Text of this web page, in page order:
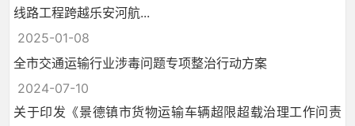
线路工程跨越乐安河航...
2025-01-08
全市交通运输行业涉毒问题专项整治行动方案
2024-07-10
关于印发《景德镇市货物运输车辆超限超载治理工作问责